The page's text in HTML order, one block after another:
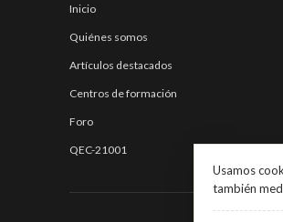
Inicio
Quiénes somos
Artículos destacados
Centros de formación
Foro
QEC-21001
Usamos
también